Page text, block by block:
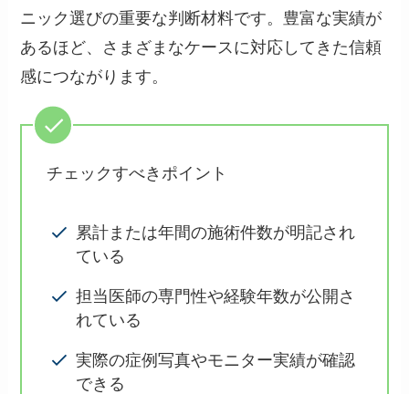
ニック選びの重要な判断材料です。豊富な実績が
あるほど、さまざまなケースに対応してきた信頼
感につながります。
チェックすべきポイント
累計または年間の施術件数が明記され
ている
担当医師の専門性や経験年数が公開さ
れている
実際の症例写真やモニター実績が確認
できる